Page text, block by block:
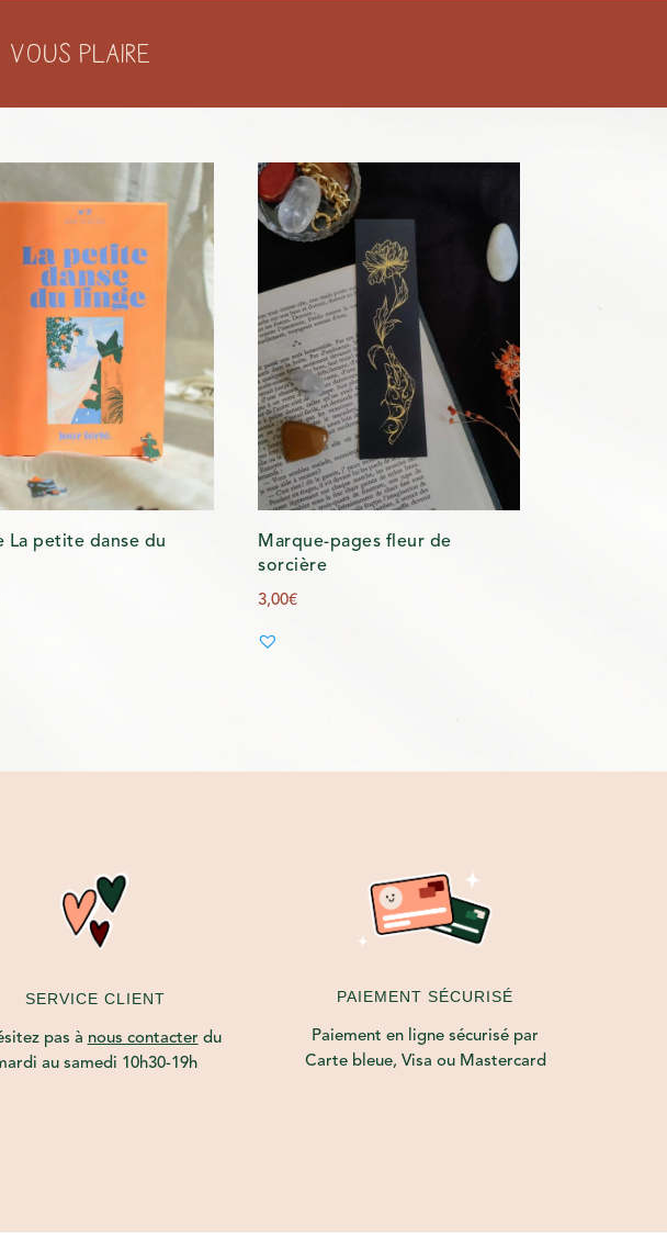
vous plaire
La petite danse du
Marque-pages fleur de
sorcière
3,00€
SERVICE CLIENT
pas à nous contacter du
au samedi 10h30-19h
PAIEMENT SÉCURISÉ
Paiement en ligne sécurisé par
Carte bleue, Visa ou Mastercard